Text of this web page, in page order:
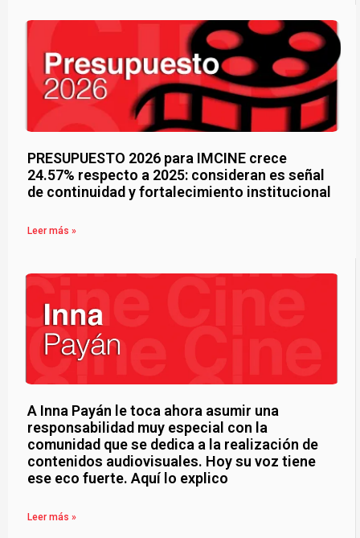
PRESUPUESTO 2026 para IMCINE crece
24.57% respecto a 2025: consideran es señal
de continuidad y fortalecimiento institucional
Leer más »
A Inna Payán le toca ahora asumir una
responsabilidad muy especial con la
comunidad que se dedica a la realización de
contenidos audiovisuales. Hoy su voz tiene
ese eco fuerte. Aquí lo explico
Leer más »